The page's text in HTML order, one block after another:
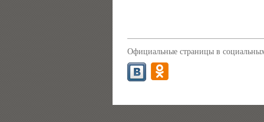
Официальные страницы в социальных